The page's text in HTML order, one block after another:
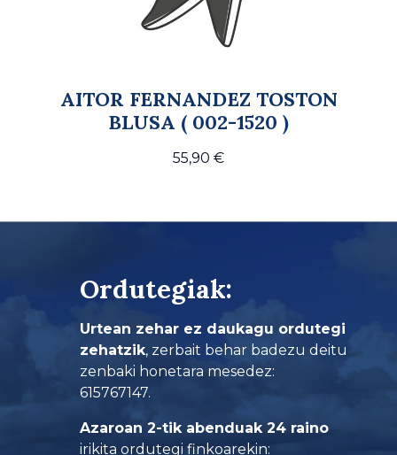
AITOR FERNANDEZ TOSTON
BLUSA ( 002-1520 )
55,90 €
Ordutegiak:
Urtean zehar ez daukagu ordutegi
zehatzik, zerbait behar badezu deitu
zenbaki honetara mesedez:
615767147.
Azaroan 2-tik abenduak 24 raino
irikita ordutegi finkoarekin: